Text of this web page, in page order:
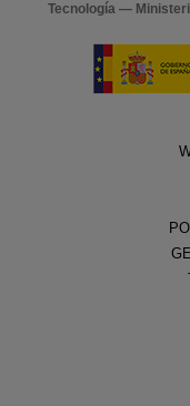
Tecnología —